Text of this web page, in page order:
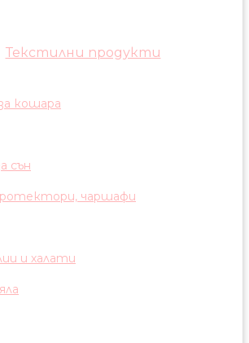
Текстилни продукти
кошара
сън
чаршафи
и халати